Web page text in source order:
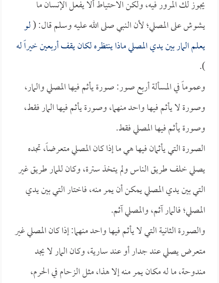
يجوز لك المرور فيه، ولكن الاحتياط ألا يفعل الإنسان ما
يشوش على المصلي؛ لأن النبي صلى الله عليه وسلم قال: (لو
يعلم المار بين يدي المصلي ماذا ينتظره لكان يقف أربعين خيراً له
).
وعموماً في المسألة أربع صور: صورة يأثم فيها المصلي والمار،
وصورة لا يأثم فيها واحد منهما، وصورة يأثم فيها المار فقط،
وصورة يأثم فيها المصلي فقط.
الصورة التي يأثمان فيها هي ما إذا كان المصلي متعرضاً، تجده
يصلي خلف طريق الناس ولم يتخذ سترة، وكان للمار طريق غير
التي بين يدي المصلي يمكن أن يمر منه، فاختار التي بين يدي
المصلي؛ فالمار آثم، والمصلي آثم.
والصورة الثانية التي لا يأثم فيها واحد منهما: إذا كان المصلي غير
متعرض يصلي عند جدار أو عند سارية، وكان المار لا يجد
مندوحة، ما له مكان يمر منه إلا هذا، مثل الزحام في الحرم،